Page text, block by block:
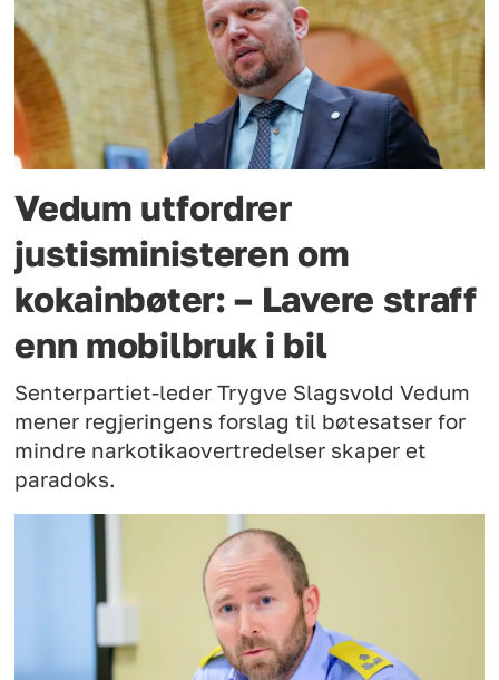
Vedum utfordrer
justisministeren om
kokainbøter: – Lavere straff
enn mobilbruk i bil
Senterpartiet-leder Trygve Slagsvold Vedum
mener regjeringens forslag til bøtesatser for
mindre narkotikaovertredelser skaper et
paradoks.